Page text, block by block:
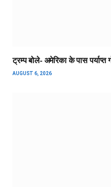
ट्रम्प बोले- अमेरिका के पास
AUGUST 6, 2026